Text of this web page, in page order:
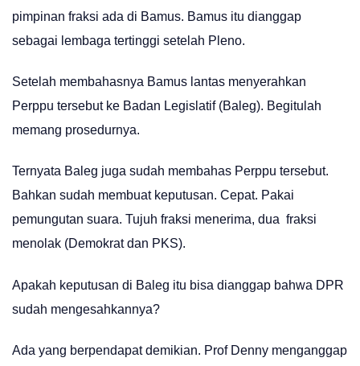
pimpinan fraksi ada di Bamus. Bamus itu dianggap
sebagai lembaga tertinggi setelah Pleno.
Setelah membahasnya Bamus lantas menyerahkan
Perppu tersebut ke Badan Legislatif (Baleg). Begitulah
memang prosedurnya.
Ternyata Baleg juga sudah membahas Perppu tersebut.
Bahkan sudah membuat keputusan. Cepat. Pakai
pemungutan suara. Tujuh fraksi menerima, dua fraksi
menolak (Demokrat dan PKS).
Apakah keputusan di Baleg itu bisa dianggap bahwa DPR
sudah mengesahkannya?
Ada yang berpendapat demikian. Prof Denny menganggap